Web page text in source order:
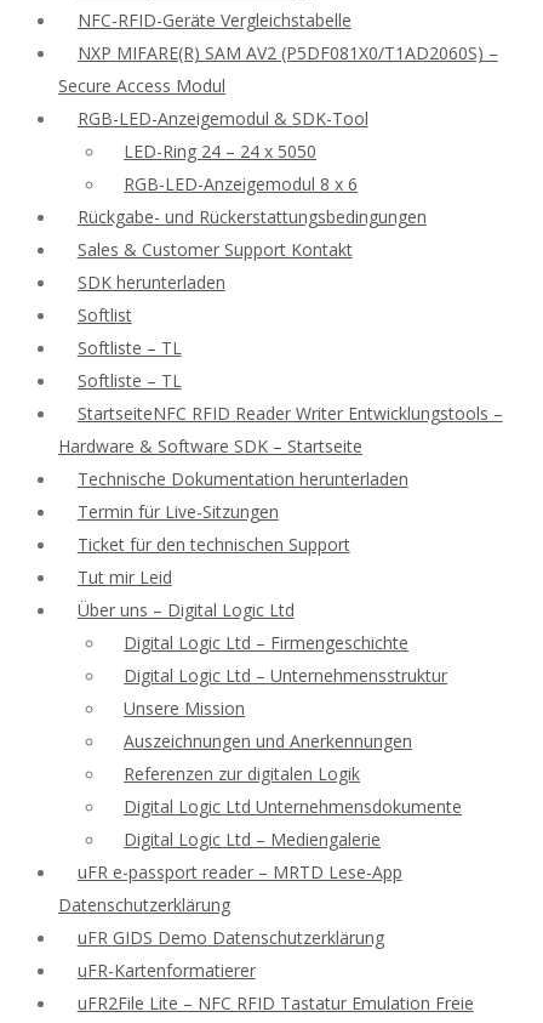
NFC-RFID-Geräte Vergleichstabelle
NXP MIFARE(R) SAM AV2 (P5DF081X0/T1AD2060S) –
Secure Access Modul
RGB-LED-Anzeigemodul & SDK-Tool
LED-Ring 24 – 24 x 5050
RGB-LED-Anzeigemodul 8 x 6
Rückgabe- und Rückerstattungsbedingungen
Sales & Customer Support Kontakt
SDK herunterladen
Softlist
Softliste – TL
Softliste – TL
StartseiteNFC RFID Reader Writer Entwicklungstools –
Hardware & Software SDK – Startseite
Technische Dokumentation herunterladen
Termin für Live-Sitzungen
Ticket für den technischen Support
Tut mir Leid
Über uns – Digital Logic Ltd
Digital Logic Ltd – Firmengeschichte
Digital Logic Ltd – Unternehmensstruktur
Unsere Mission
Auszeichnungen und Anerkennungen
Referenzen zur digitalen Logik
Digital Logic Ltd Unternehmensdokumente
Digital Logic Ltd – Mediengalerie
uFR e-passport reader – MRTD Lese-App
Datenschutzerklärung
uFR GIDS Demo Datenschutzerklärung
uFR-Kartenformatierer
uFR2File Lite – NFC RFID Tastatur Emulation Freie